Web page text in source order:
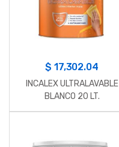
$17,302.04
INCALEX ULTRALAVABLE
BLANCO 20 LT.